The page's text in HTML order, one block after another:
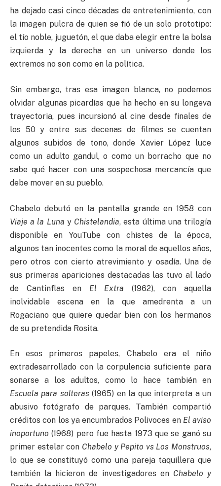
ha dejado casi cinco décadas de entretenimiento, con
la imagen pulcra de quien se fió de un solo prototipo:
el tío noble, juguetón, el que daba elegir entre la bolsa
izquierda y la derecha en un universo donde los
extremos no son como en la política.
Sin embargo, tras esa imagen blanca, no podemos
olvidar algunas picardías que ha hecho en su longeva
trayectoria, pues incursionó al cine desde finales de
los 50 y entre sus decenas de filmes se cuentan
algunos subidos de tono, donde Xavier López luce
como un adulto gandul, o como un borracho que no
sabe qué hacer con una sospechosa mercancía que
debe mover en su pueblo.
Chabelo debutó en la pantalla grande en 1958 con
Viaje a la Luna y Chistelandia, esta última una trilogía
disponible en YouTube con chistes de la época,
algunos tan inocentes como la moral de aquellos años,
pero otros con cierto atrevimiento y osadía. Una de
sus primeras apariciones destacadas las tuvo al lado
de Cantinflas en El Extra (1962), con aquella
inolvidable escena en la que amedrenta a un
Rogaciano que quiere quedar bien con los hermanos
de su pretendida Rosita.
En esos primeros papeles, Chabelo era el niño
extradesarrollado con la corpulencia suficiente para
sonarse a los adultos, como lo hace también en
Escuela para solteras (1965) en la que interpreta a un
abusivo fotógrafo de parques. También compartió
créditos con los ya encumbrados Polivoces en El aviso
inoportuno (1968) pero fue hasta 1973 que se ganó su
primer estelar con Chabelo y Pepito vs Los Monstruos,
lo que se constituyó como una pareja taquillera que
también la hicieron de investigadores en Chabelo y